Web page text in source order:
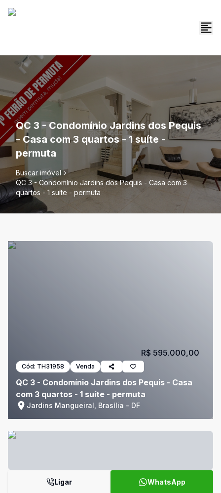
QC 3 - Condomínio Jardins dos Pequis
- Casa com 3 quartos - 1 suíte -
permuta
Buscar imóvel
QC 3 - Condomínio Jardins dos Pequis - Casa com 3
quartos - 1 suíte - permuta
Cód: TH31958 Venda
QC 3 - Condomínio Jardins dos Pequis - Casa
com 3 quartos - 1 suíte - permuta
Jardins Mangueiral, Brasília - DF
R$ 595.000,00
Ligar WhatsApp